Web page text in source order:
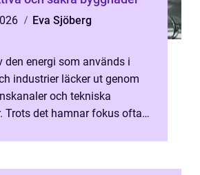
Eva Sjöberg
den energi som används i
industrier läcker ut genom
och tekniska
Trots det hamnar fokus ofta